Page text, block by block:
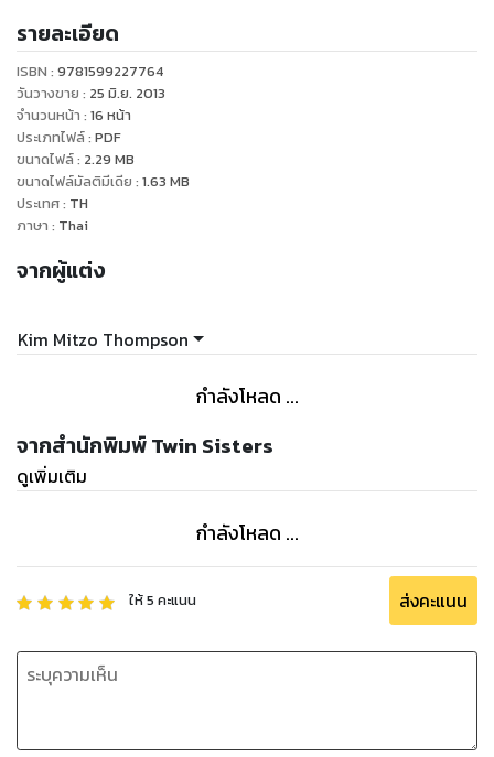
รายละเอียด
ISBN : 9781599227764
วันวางขาย : 25 มิ.ย. 2013
จำนวนหน้า : 16 หน้า
ประเภทไฟล์: PDF
ขนาดไฟล์: 2.29 MB
ขนาดไฟล์มัลติมีเดีย : 1.63 MB
ประเทศ: TH
ภาษา : Thai
จากผู้แต่ง
Kim Mitzo Thompson
กำลังโหลด ...
จากสำนักพิมพ์ Twin Sisters
ดูเพิ่มเติม
กำลังโหลด ...
ให้5 คะแนน ส่งคะแนน